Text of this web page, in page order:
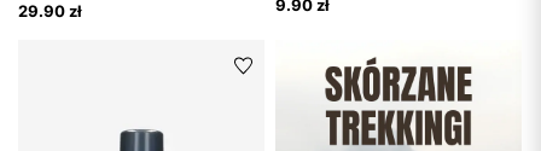
29.90 zł
9.90 zł